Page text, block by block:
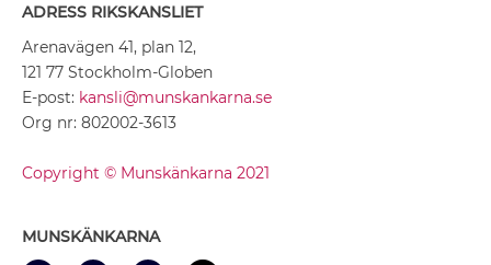
ADRESS RIKSKANSLIET
Arenavägen 41, plan 12,
121 77 Stockholm-Globen
E-post: kansli@munskankarna.se
Org nr: 802002-3613
Copyright © Munskänkarna 2021
MUNSKÄNKARNA